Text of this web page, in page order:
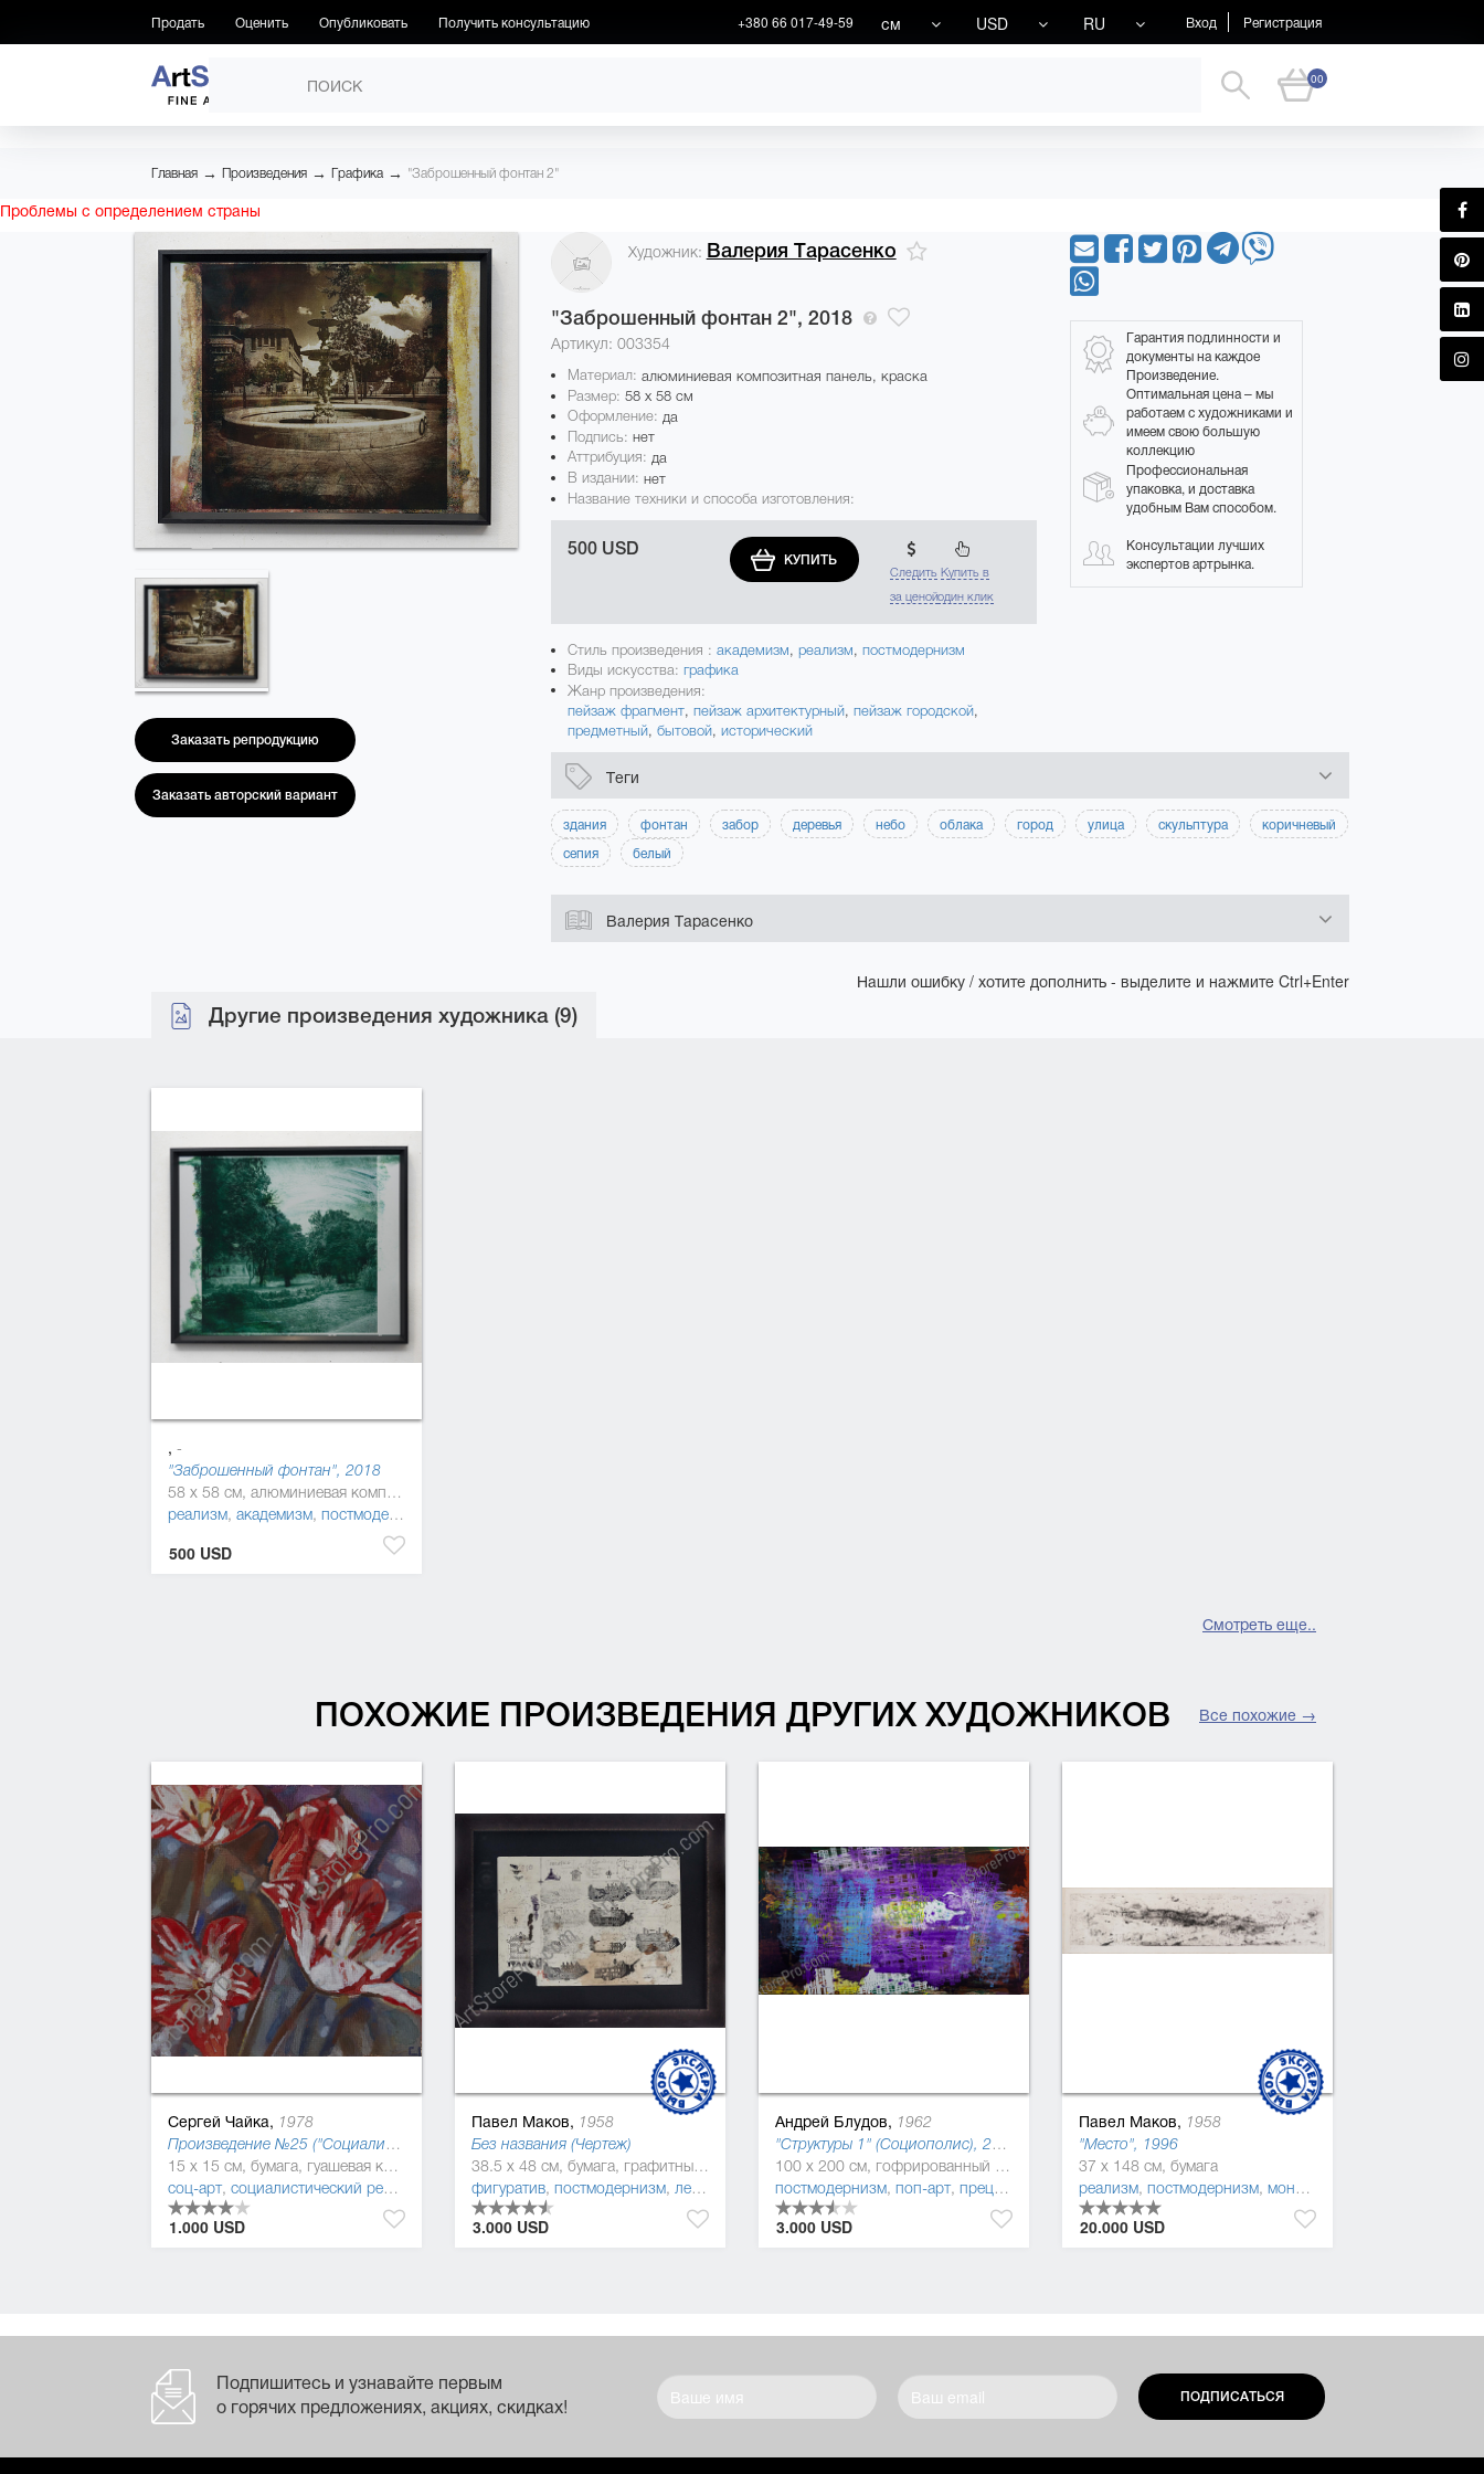
Продать Оценить Опубликовать Получить консультацию Вход Регистрация
+380 66 017-49-59 см USD RU
00
ПРОИЗВЕДЕНИЯ
Главная → Произведения → Графика → "Заброшенный фонтан 2"
Проблемы с определением страны
Заказать репродукцию
Заказать авторский вариант
Художник: Валерия Тарасенко
"Заброшенный фонтан 2", 2018
Артикул: 003354
Материал: алюминиевая композитная панель, краска
Размер: 58 x 58 см
Оформление: да
Подпись: нет
Аттрибуция: да
В издании: нет
Название техники и способа изготовления:
500 USD
КУПИТЬ
Следить
за ценой
Купить в
один клик
Стиль произведения : академизм, реализм, постмодернизм
Виды искусства: графика
Жанр произведения:
пейзаж фрагмент, пейзаж архитектурный, пейзаж городской,
предметный, бытовой, исторический
Гарантия подлинности и
документы на каждое
Произведение.
Оптимальная цена – мы
работаем с художниками и
имеем свою большую
коллекцию
Профессиональная
упаковка, и доставка
удобным Вам способом.
Консультации лучших
экспертов артрынка.
Теги
здания фонтан забор деревья небо облака город улица скульптура
коричневый
сепия
белый
Валерия Тарасенко
Нашли ошибку / хотите дополнить - выделите и нажмите Ctrl+Enter
Другие произведения художника (9)
, -
"Заброшенный фонтан", 2018
58 x 58 см, алюминиевая композитная панель, краска
реализм, академизм, постмодернизм
500 USD
Смотреть еще..
ПОХОЖИЕ ПРОИЗВЕДЕНИЯ ДРУГИХ ХУДОЖНИКОВ Все похожие →
Сергей Чайка, 1978
Произведение №25 ("Социалистическая культура"), 2015
15 x 15 см, бумага, гуашевая краска
соц-арт, социалистический реализм (соцреализм)
1.000 USD
Павел Маков, 1958
Без названия (Чертеж)
38.5 x 48 см, бумага, графитный карандаш, краска
фигуратив, постмодернизм, леттризм
3.000 USD
Андрей Блудов, 1962
"Структуры 1" (Социополис), 2017
100 x 200 см, гофрированный картон, акриловая краска, шелкотрафаретная краска
постмодернизм, поп-арт, прецизионизм (пресижинизм)
3.000 USD
Павел Маков, 1958
"Место", 1996
37 x 148 см, бумага
реализм, постмодернизм, монохромная живопись
20.000 USD
Подпишитесь и узнавайте первым
о горячих предложениях, акциях, скидках!
ПОДПИСАТЬСЯ